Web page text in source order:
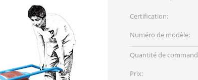
Certification:
Numéro de modèle:
Quantité de
min:
Prix: